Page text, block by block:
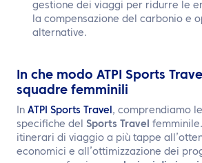
gestione dei viaggi per ridurre le
la compensazione del carbonio e
alternative.
In che modo ATPI Sports
squadre femminili
In ATPI Sports Travel , comprendiamo
specifiche del Sports Travel
itinerari di viaggio a più tappe
economici e all’ottimizzazione dei